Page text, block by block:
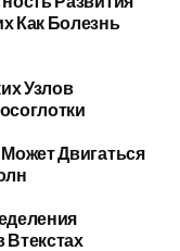
Как Болезнь
Узлов
Двигаться